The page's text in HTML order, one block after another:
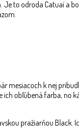
to odroda Catuaí a
mesiacoch k nej
obľúbená farba, no
pražiarňou